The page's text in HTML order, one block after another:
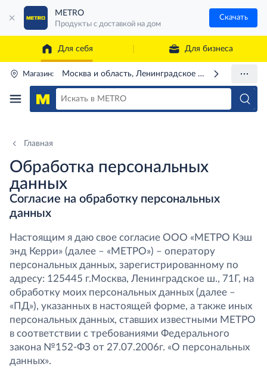
METRO
Продукты с доставкой на дом
Скачать
Для себя Для бизнеса
Магазин: Москва и область, Ленинградское ш., 71Г
Главная
Обработка персональных
данных
Согласие на обработку персональных
данных
Настоящим я даю свое согласие ООО «МЕТРО Кэш
энд Керри» (далее – «МЕТРО») – оператору
персональных данных, зарегистрированному по
адресу: 125445 г.Москва, Ленинградское ш., 71Г, на
обработку моих персональных данных (далее –
«ПД»), указанных в настоящей форме, а также иных
персональных данных, ставших известными МЕТРО
в соответствии с требованиями Федерального
закона №152-ФЗ от 27.07.2006г. «О персональных
данных».